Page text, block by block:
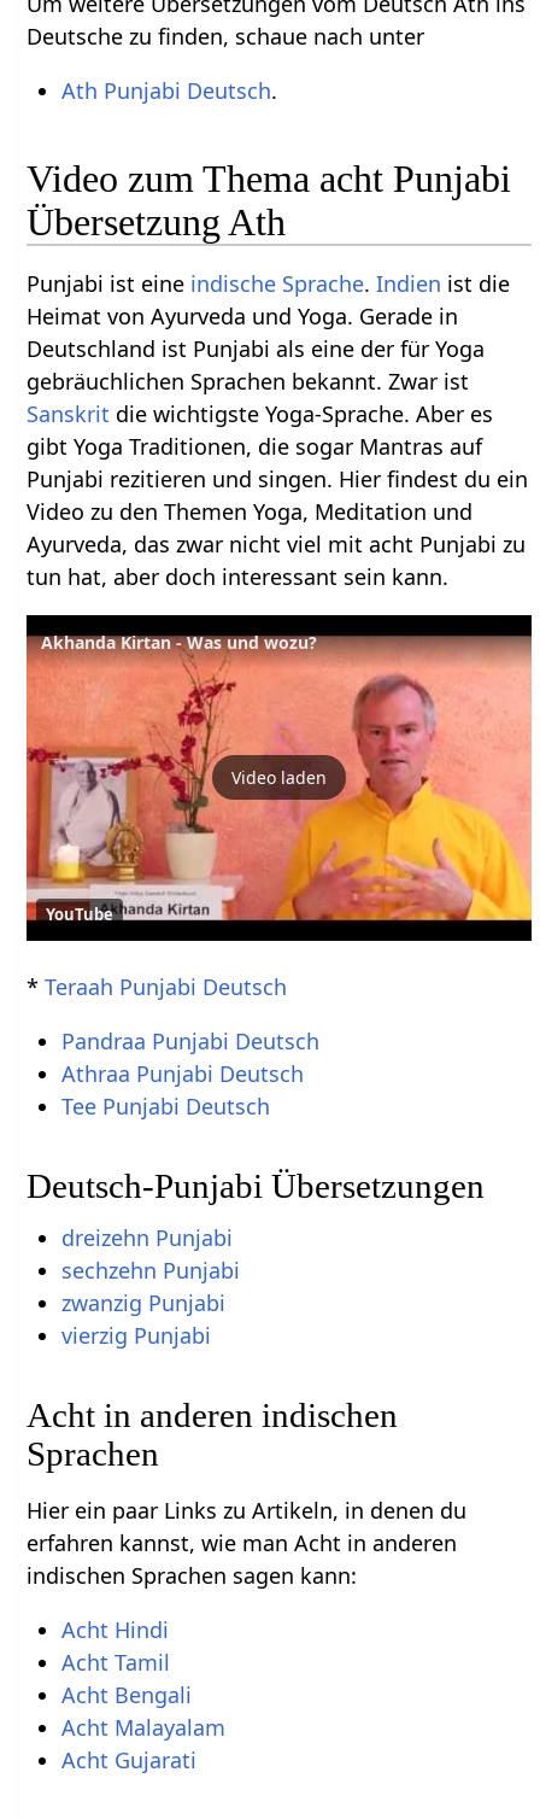
Deutsche zu finden, schaue nach unter
Ath Punjabi Deutsch.
Video zum Thema acht Punjabi
Übersetzung Ath
Punjabi ist eine indische Sprache.Indien ist die
Heimat von Ayurveda und Yoga. Gerade in
Deutschland ist Punjabi als eine der für Yoga
gebräuchlichen Sprachen bekannt. Zwar ist
Sanskrit die wichtigste Yoga-Sprache. Aber es
gibt Yoga Traditionen, die sogar Mantras auf
Punjabi rezitieren und singen. Hier findest du ein
Video zu den Themen Yoga, Meditation und
Ayurveda, das zwar nicht viel mit acht Punjabi zu
tun hat, aber doch interessant sein kann.
Akhanda Kirtan - Was und wozu?
Video laden
YouTube
*Teraah Punjabi Deutsch
Pandraa Punjabi Deutsch
Athraa Punjabi Deutsch
Tee Punjabi Deutsch
Deutsch-Punjabi Übersetzungen
dreizehn Punjabi
sechzehn Punjabi
zwanzig Punjabi
vierzig Punjabi
Acht in anderen indischen
Sprachen
Hier ein paar Links zu Artikeln, in denen du
erfahren kannst, wie man Acht in anderen
indischen Sprachen sagen kann:
Acht Hindi
Acht Tamil
Acht Bengali
Acht Malayalam
Acht Gujarati